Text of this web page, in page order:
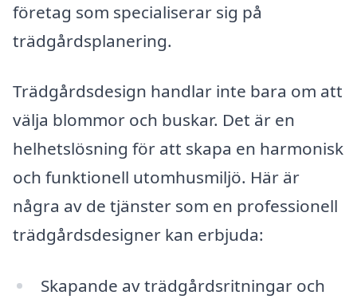
företag som specialiserar sig på
trädgårdsplanering.
Trädgårdsdesign handlar inte bara om att
välja blommor och buskar. Det är en
helhetslösning för att skapa en harmonisk
och funktionell utomhusmiljö. Här är
några av de tjänster som en professionell
trädgårdsdesigner kan erbjuda:
Skapande av trädgårdsritningar och